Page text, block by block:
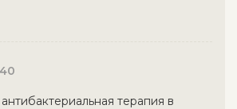
терапия в